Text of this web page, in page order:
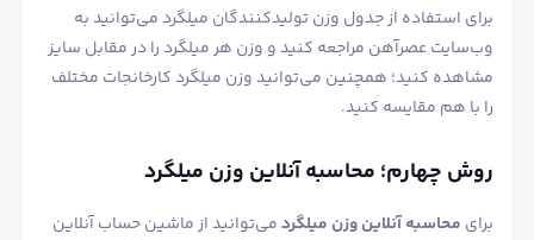
برای استفاده از جدول وزن تولیدکنندگان میلگرد می‌توانید به
وب‌سایت عصرآهن مراجعه کنید و وزن هر میلگرد را در مقابل سایز
مشاهده کنید؛ همچنین می‌توانید وزن میلگرد کارخانجات مختلف
را با هم مقایسه کنید.
روش چهارم؛ محاسبه آنلاین وزن میلگرد
برای محاسبه آنلاین وزن میلگردمی‌توانید از ماشین حساب آنلاین